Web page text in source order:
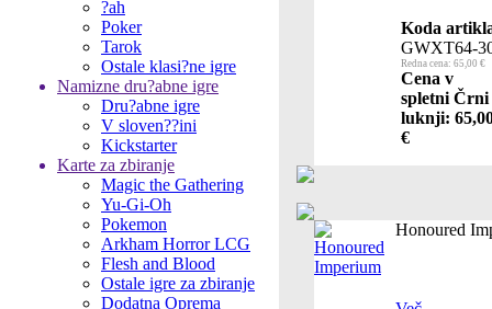
?ah
Poker
Tarok
Ostale klasi?ne igre
Namizne dru?abne igre
Dru?abne igre
V sloven??ini
Kickstarter
Karte za zbiranje
Magic the Gathering
Yu-Gi-Oh
Pokemon
Arkham Horror LCG
Flesh and Blood
Ostale igre za zbiranje
Dodatna Oprema
Koda
GWXT64-
Redna cena: 65,00 €
Cena v
spletni Črni
luknji:
€
Honoured